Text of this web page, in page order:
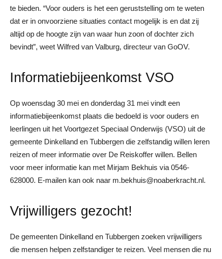
te bieden. “Voor ouders is het een geruststelling om te weten
dat er in onvoorziene situaties contact mogelijk is en dat zij
altijd op de hoogte zijn van waar hun zoon of dochter zich
bevindt”, weet Wilfred van Valburg, directeur van GoOV.
Informatiebijeenkomst VSO
Op woensdag 30 mei en donderdag 31 mei vindt een
informatiebijeenkomst plaats die bedoeld is voor ouders en
leerlingen uit het Voortgezet Speciaal Onderwijs (VSO) uit de
gemeente Dinkelland en Tubbergen die zelfstandig willen leren
reizen of meer informatie over De Reiskoffer willen. Bellen
voor meer informatie kan met Mirjam Bekhuis via 0546-
628000. E-mailen kan ook naar m.bekhuis@noaberkracht.nl.
Vrijwilligers gezocht!
De gemeenten Dinkelland en Tubbergen zoeken vrijwilligers
die mensen helpen zelfstandiger te reizen. Veel mensen die nu